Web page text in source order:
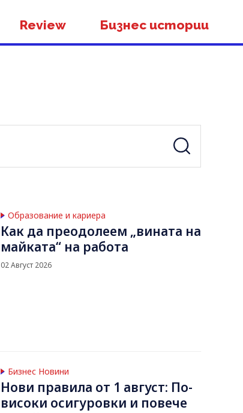
Review Бизнес истории
Образование и кариера
Как да преодолеем „вината на
майката“ на работа
02 Август 2026
Бизнес Новини
Нови правила от 1 август: По-
високи осигуровки и повече